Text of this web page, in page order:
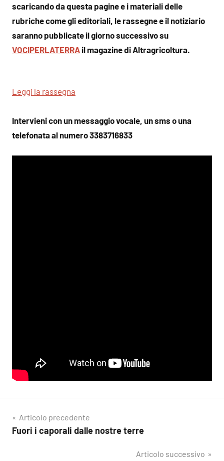
scaricando da questa pagine e i materiali delle
rubriche come gli editoriali, le rassegne e il notiziario
saranno pubblicate il giorno successivo su
VOCIPERLATERRA il magazine di Altragricoltura.
Leggi la rassegna
Intervieni con un messaggio vocale, un sms o una
telefonata al numero 3383716833
Navigazione
articoli
Articolo precedente
Fuori i caporali dalle nostre terre
Articolo successivo